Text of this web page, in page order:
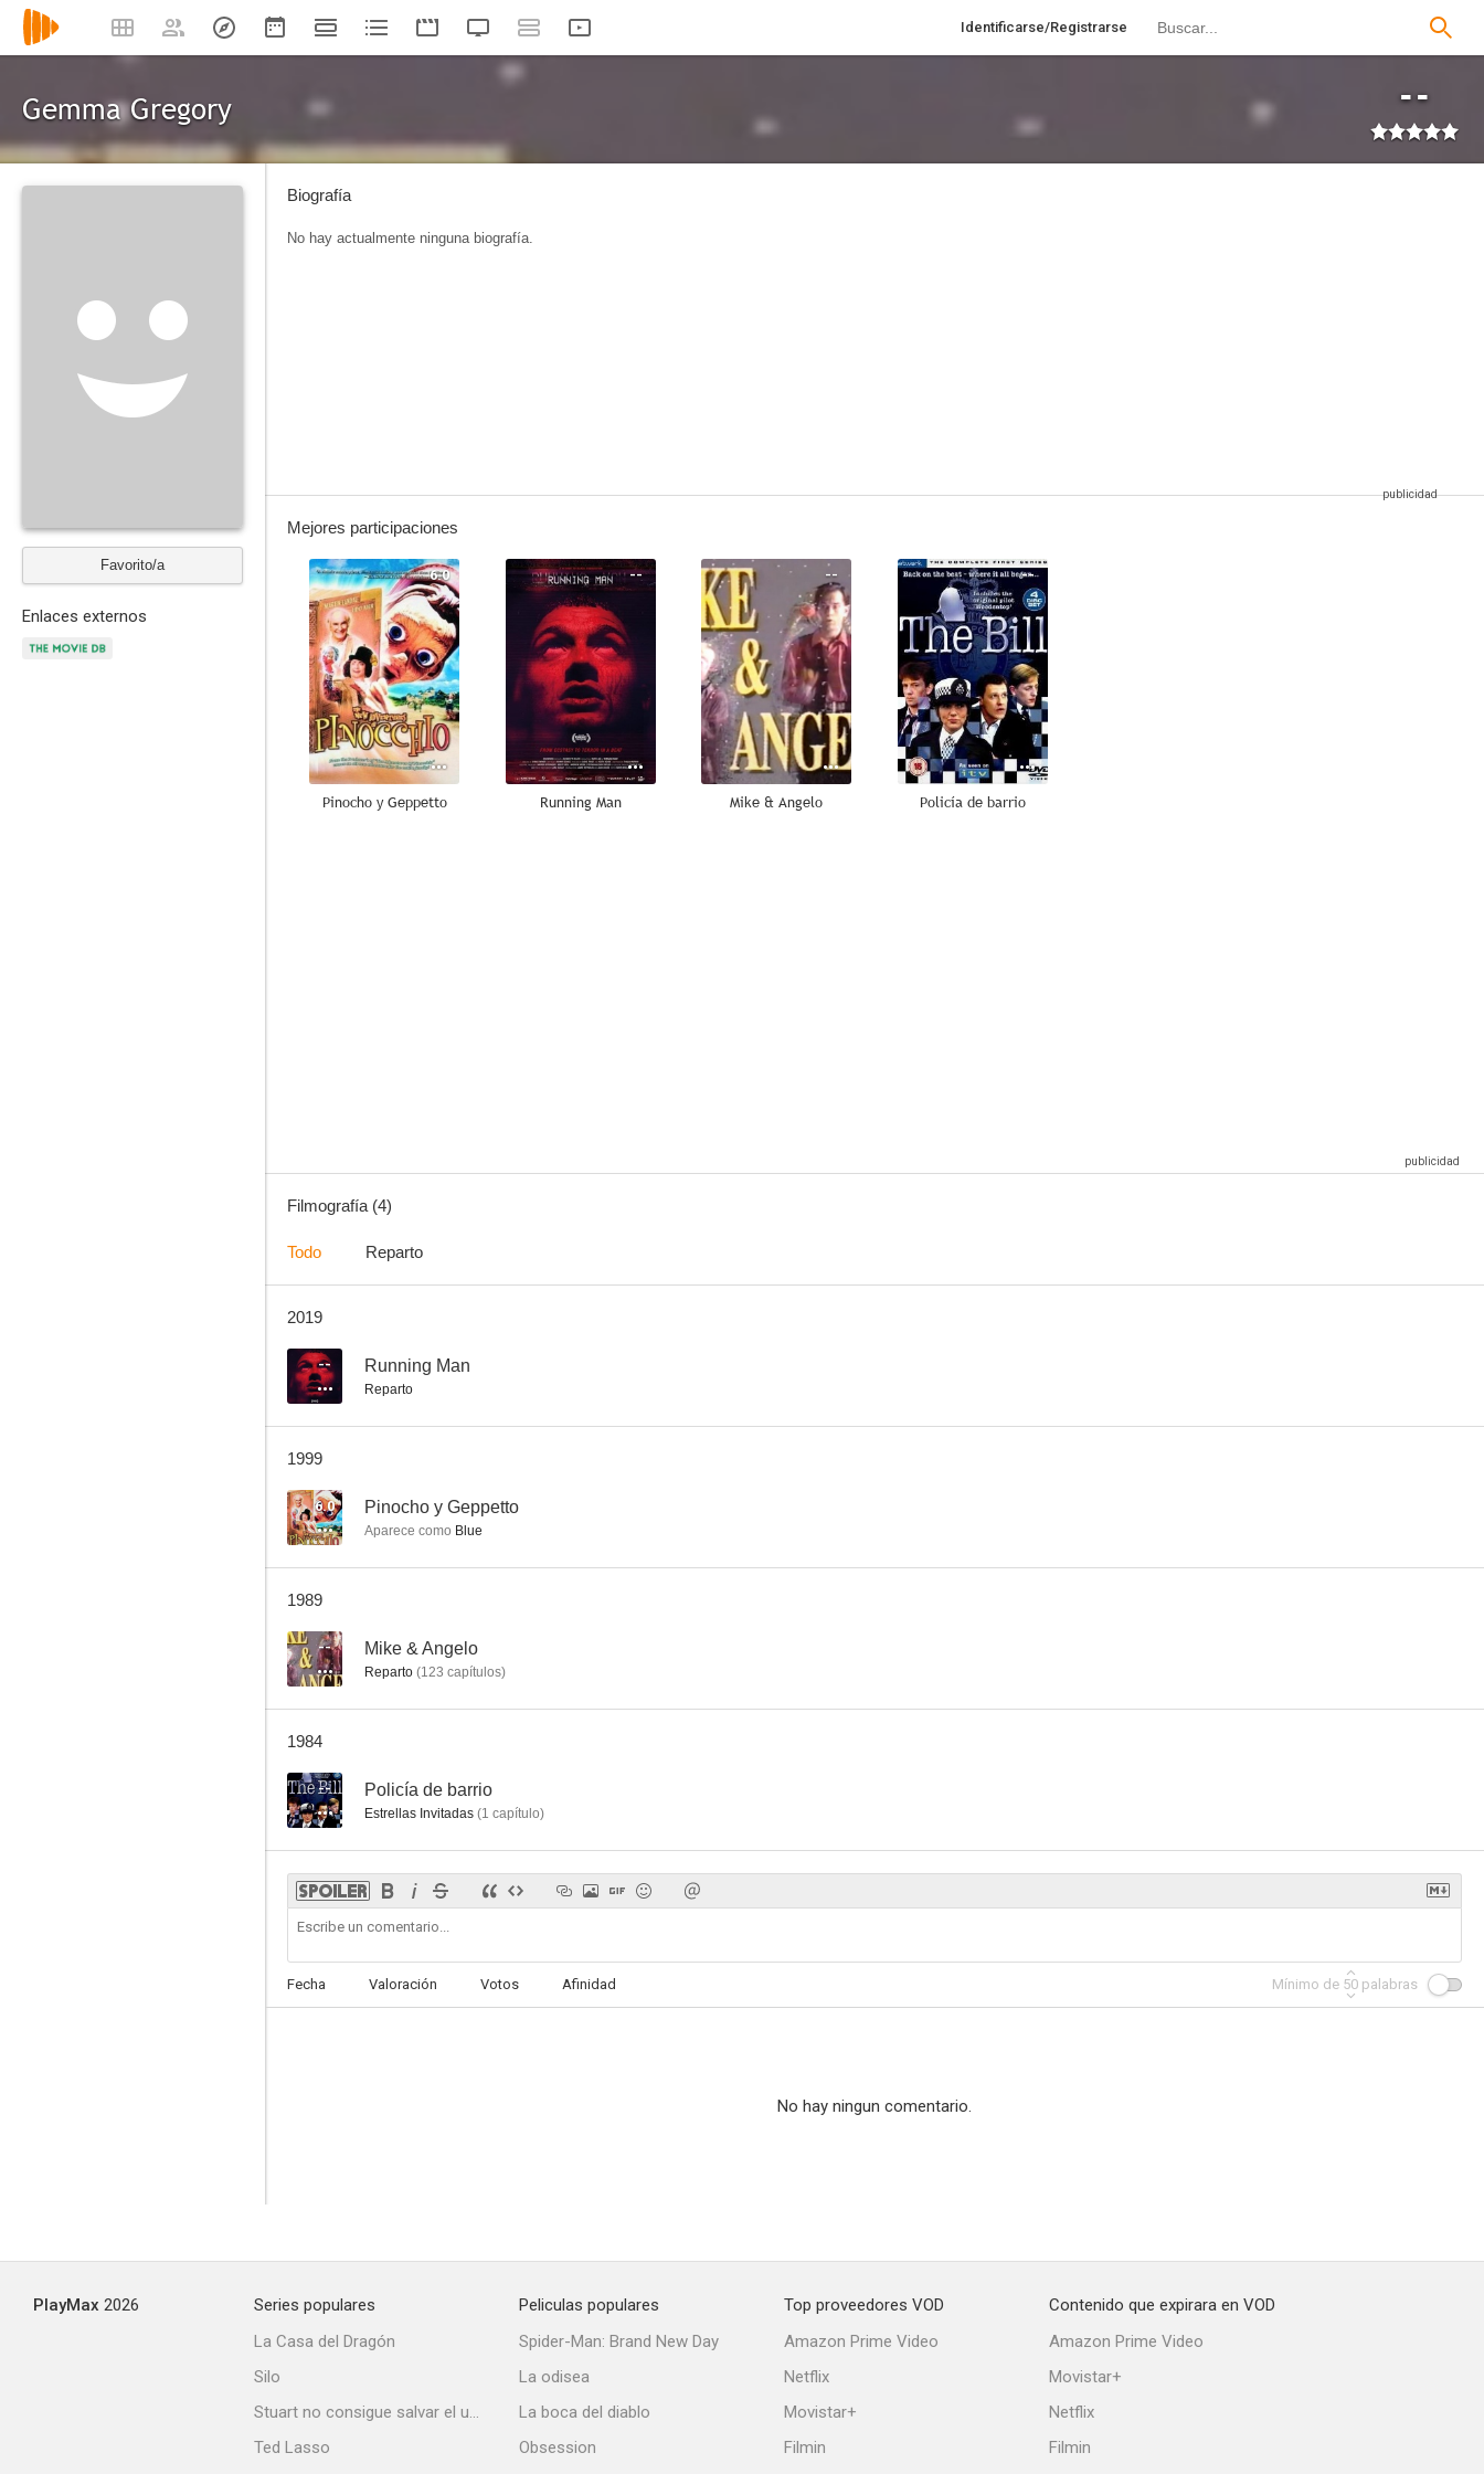
Identificarse/Registrarse
Gemma Gregory --
Favorito/a
Enlaces externos
Biografía
No hay actualmente ninguna biografía.
Mejores participaciones
6.0
Pinocho y Geppetto
--
Running Man
--
Mike & Angelo
--
Policía de barrio
Filmografía (4)
Todo Reparto
2019
-- Running Man
Reparto
1999
6.0 Pinocho y Geppetto
Aparece como Blue
1989
-- Mike & Angelo
Reparto (123 capítulos)
1984
-- Policía de barrio
Estrellas Invitadas (1 capítulo)
Fecha Valoración Votos Afinidad Mínimo de 50 palabras
No hay ningun comentario.
PlayMax 2026
Series populares
La Casa del Dragón
Silo
Stuart no consigue salvar el universo
Ted Lasso
Peliculas populares
Spider-Man: Brand New Day
La odisea
La boca del diablo
Obsession
Top proveedores VOD
Amazon Prime Video
Netflix
Movistar+
Filmin
Contenido que expirara en VOD
Amazon Prime Video
Movistar+
Netflix
Filmin